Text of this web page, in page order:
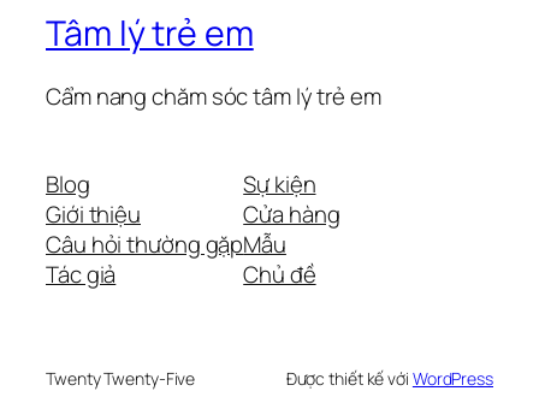
Tâm lý trẻ em
Cẩm nang chăm sóc tâm lý trẻ em
Blog
Giới thiệu
Câu hỏi thường gặp
Tác giả
Sự kiện
Cửa hàng
Mẫu
Chủ đề
Twenty Twenty-Five Được thiết kế với WordPress